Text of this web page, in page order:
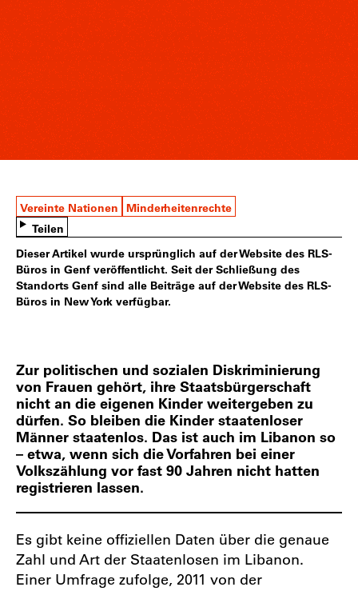
Vereinte Nationen Minderheitenrechte
Teilen
Dieser Artikel wurde ursprünglich auf der Website des RLS-
Büros in Genf veröffentlicht. Seit der Schließung des
Standorts Genf sind alle Beiträge auf der Website des RLS-
Büros in New York verfügbar.
Zur politischen und sozialen Diskriminierung
von Frauen gehört, ihre Staatsbürgerschaft
nicht an die eigenen Kinder weitergeben zu
dürfen. So bleiben die Kinder staatenloser
Männer staatenlos. Das ist auch im Libanon so
– etwa, wenn sich die Vorfahren bei einer
Volkszählung vor fast 90 Jahren nicht hatten
registrieren lassen.
Es gibt keine offiziellen Daten über die genaue
Zahl und Art der Staatenlosen im Libanon.
Einer Umfrage zufolge, 2011 von der